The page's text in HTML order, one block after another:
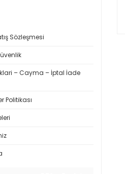
Sözleşmesi
– Cayma – İptal İade
Politikası